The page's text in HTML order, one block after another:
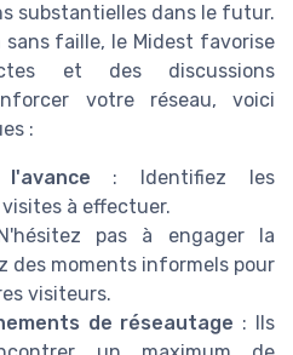
substantielles dans le futur.
faille, le Midest favorise
et des discussions
votre réseau, voici
:
: Identifiez les
à effectuer.
pas à engager la
des moments informels pour
visiteurs.
de réseautage : Ils